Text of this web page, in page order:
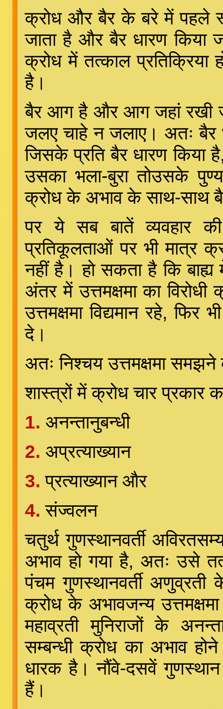
क्रोध और बैर के बरे में पहले
जाता है और बैर धारण किया
क्रोध में तत्काल प्रतिक्रिया
है।
बैर आग है और आग जहां रखी
जलए चाहे न जलाए। अतः बैर
जिसके प्रति बैर धारण किया
उसका भला-बुरा तोउसके
क्रोध के अभाव के साथ-साथ
पर ये सब बातें व्यवहार
प्रतिकूलताओं पर भी मात्र
नहीं है। हो सकता है कि बाह्य
अंतर में उत्तमक्षमा का
उत्तमक्षमा विद्यमान रहे, फिर
दे।
अतः निश्चय उत्तमक्षमा
शास्त्रों में क्रोध चार प्रकार
1. अनन्तानुबन्धी
2. अप्रत्याख्यान
3. प्रत्याख्यान और
4. संज्वलन
चतुर्थ गुणस्थानवर्ती
अभाव हो गया है, अतः उसे
पंचम गुणस्थानवर्ती अणुव्रती
क्रोध के अभावजन्य उत्तमक्षमा
महाव्रती मुनिराजों के
सम्बन्धी क्रोध का अभाव
धारक है। नौंवे-दसवें
हैं।